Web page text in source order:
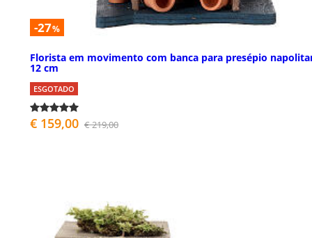
-27%
Florista em movimento com banca para presépio
12 cm
ESGOTADO
€ 159,00 € 219,00